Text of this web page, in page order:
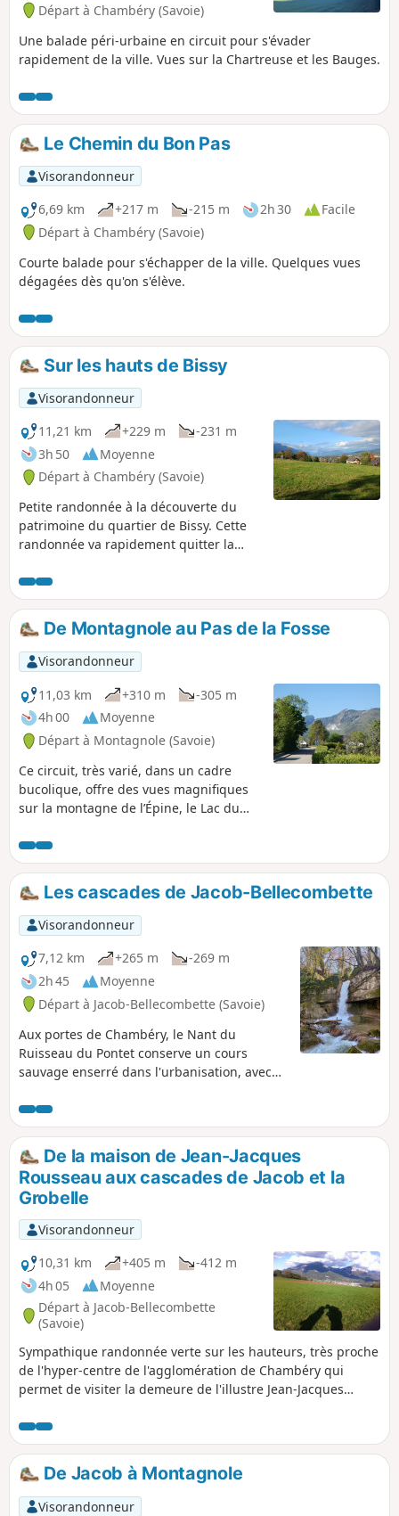
Départ à Chambéry (Savoie)
Une balade péri-urbaine en circuit pour s'évader
rapidement de la ville. Vues sur la Chartreuse et les Bauges.
Le Chemin du Bon Pas
Visorandonneur
6,69 km
+217 m -215 m 2h 30
Facile
Départ à Chambéry (Savoie)
Courte balade pour s'échapper de la ville. Quelques vues
dégagées dès qu'on s'élève.
Sur les hauts de Bissy
Visorandonneur
11,21 km
+229 m
-231 m
3h 50
Moyenne
Départ à Chambéry (Savoie)
Petite randonnée à la découverte du
patrimoine du quartier de Bissy. Cette
randonnée va rapidement quitter la
et petites routes rurales.
De Montagnole au Pas de la Fosse
Visorandonneur
11,03 km
+310 m
-305 m
4h 00
Moyenne
Départ à Montagnole (Savoie)
Ce circuit, très varié, dans un cadre
bucolique, offre des vues magnifiques
sur la montagne de l’Épine, le Lac du
les contreforts du Massif des Bauges,
sans oublier, vers le Sud, la vue vers la
Pointe de la Gorgeat, barrière d’entrée
de la Chartreuse.
Les cascades de Jacob-Bellecombette
Visorandonneur
7,12 km
+265 m
-269 m
2h 45
Moyenne
Départ à Jacob-Bellecombette (Savoie)
Aux portes de Chambéry, le Nant du
Ruisseau du Pontet conserve un cours
sauvage enserré dans l'urbanisation, avec
de composer une randonnée intéressante,
qui se prolonge sur le coteau de la Grobelle
pour des vues sur le Bassin Chambérien. Le
retour comporte évidemment des passages
routiers assez inévitables vu la configuration
des lieux.
De la maison de Jean-Jacques
Rousseau aux cascades de Jacob et la
Grobelle
Visorandonneur
10,31 km
+405 m
-412 m
4h 05
Moyenne
Départ à Jacob-Bellecombette
(Savoie)
Sympathique randonnée verte sur les hauteurs, très proche
de l'hyper-centre de l'agglomération de Chambéry qui
permet de visiter la demeure de l'illustre Jean-Jacques
Cette randonnée permet de traverser à la fois les territoires
de Jacob-Bellecombette, Chambéry et Barberaz, et de
passer à la limite de la commune de Montagnole. Malgré sa
proximité avec la grande ville, l'essentiel du parcours est
dans les bois ou au travers des prés.
De Jacob à Montagnole
Visorandonneur